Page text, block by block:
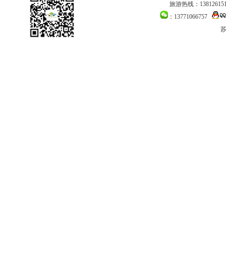
旅游热线：
：13771066757